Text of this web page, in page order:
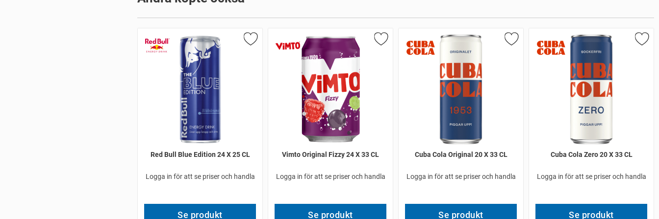
Red Bull Blue Edition 24 X 25 CL
Logga in för att se priser och handla
Se produkt
Vimto Original Fizzy 24 X 33 CL
Logga in för att se priser och handla
Se produkt
Cuba Cola Original 20 X 33 CL
Logga in för att se priser och handla
Se produkt
Cuba Cola Zero 20 X 33 CL
Logga in för att se priser och handla
Se produkt